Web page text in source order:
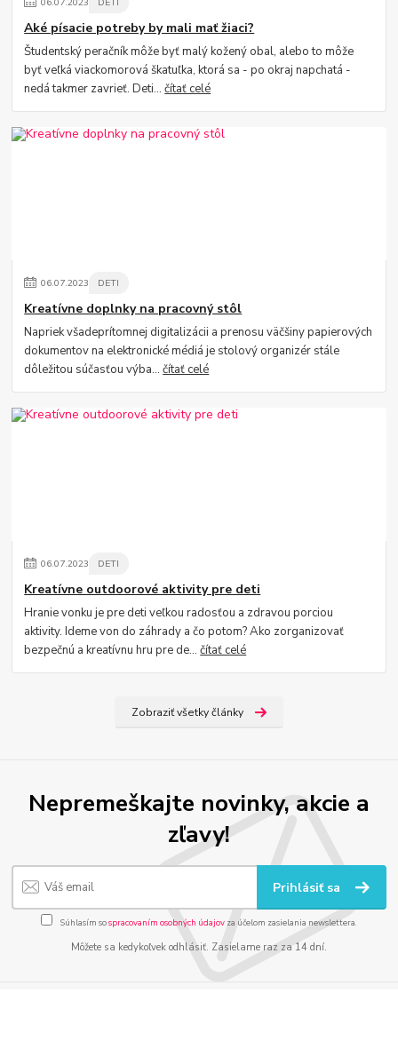
Aké písacie potreby by mali mať žiaci?
Študentský peračník môže byť malý kožený obal, alebo to môže
byť veľká viackomorová škatuľka, ktorá sa - po okraj napchatá -
nedá takmer zavrieť. Deti...čítať celé
06.07.2023 DETI
Kreatívne doplnky na pracovný stôl
Napriek všadeprítomnej digitalizácii a prenosu väčšiny papierových
dokumentov na elektronické médiá je stolový organizér stále
dôležitou súčasťou výba...čítať celé
06.07.2023 DETI
Kreatívne outdoorové aktivity pre deti
Hranie vonku je pre deti veľkou radosťou a zdravou porciou
aktivity. Ideme von do záhrady a čo potom? Ako zorganizovať
bezpečnú a kreatívnu hru pre de...čítať celé
Zobraziť všetky články
Nepremeškajte novinky, akcie a
zľavy!
Prihlásiť sa
Súhlasím sospracovaním osobných údajov za účelom zasielania newslettera.
Môžete sa kedykoľvek odhlásiť. Zasielame raz za 14 dní.